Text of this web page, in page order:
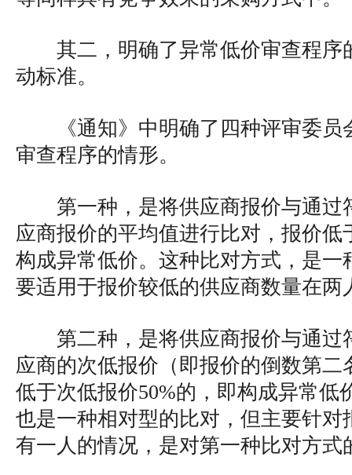
其二，明确了异常低价审查程序
动标准。
《通知》中明确了四种评审委
审查程序的情形。
第一种，是将供应商报价与通过
应商报价的平均值进行比对，报价低
构成异常低价。这种比对方式，是一
要适用于报价较低的供应商数量在两
第二种，是将供应商报价与通过
应商的次低报价（即报价的倒数第二
低于次低报价50%的，即构成异常低
也是一种相对型的比对，但主要针对
有一人的情况，是对第一种比对方式